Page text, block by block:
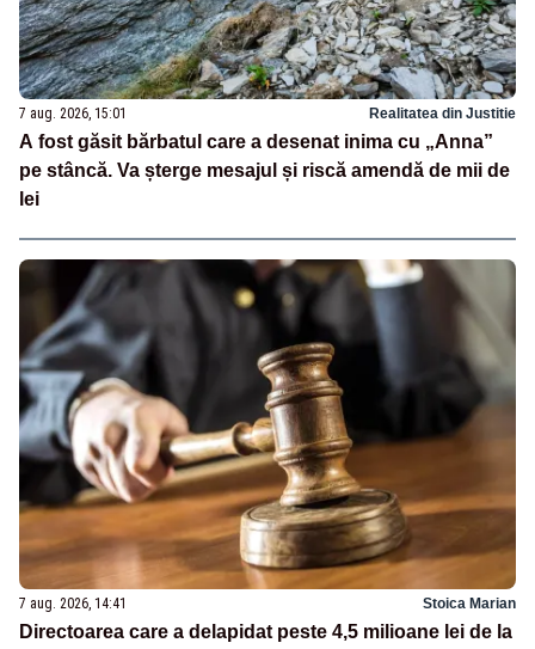
7 aug. 2026, 15:01 Realitatea din Justitie
A fost găsit bărbatul care a desenat inima cu „Anna”
pe stâncă. Va șterge mesajul și riscă amendă de mii de
lei
7 aug. 2026, 14:41 Stoica Marian
Directoarea care a delapidat peste 4,5 milioane lei de la